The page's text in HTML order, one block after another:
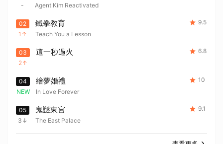
-
Agent Kim Reactivated
02
1
鐵拳教育
Teach You a Lesson
9.5
03
2
這一秒過火 6.8
04
NEW
繪夢婚禮
In Love Forever
10
05
3
鬼謎東宮
The East Palace
9.1